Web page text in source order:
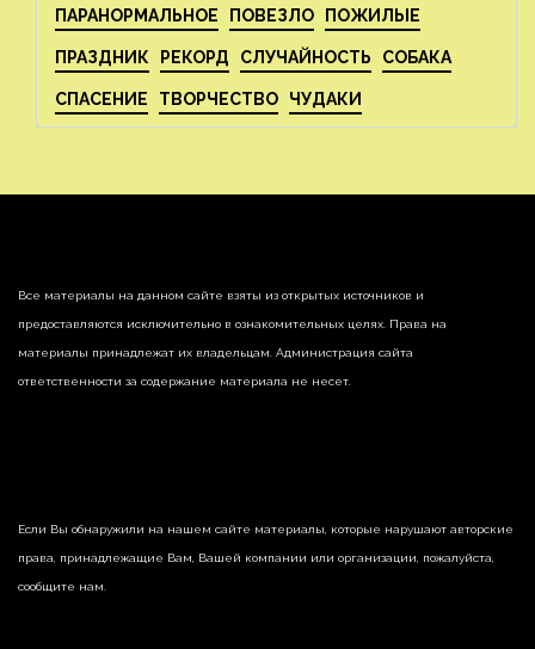
ПАРАНОРМАЛЬНОЕ ПОВЕЗЛО ПОЖИЛЫЕ
ПРАЗДНИК РЕКОРД СЛУЧАЙНОСТЬ СОБАКА
СПАСЕНИЕ ТВОРЧЕСТВО ЧУДАКИ
Все материалы на данном сайте взяты из открытых источников и
предоставляются исключительно в ознакомительных целях. Права на
материалы принадлежат их владельцам. Администрация сайта
ответственности за содержание материала не несет.
Если Вы обнаружили на нашем сайте материалы, которые нарушают авторские
права, принадлежащие Вам, Вашей компании или организации, пожалуйста,
сообщите нам.